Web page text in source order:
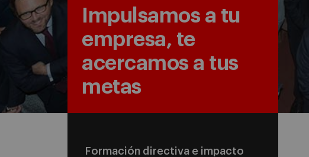
Impulsamos a tu
empresa, te
acercamos a tus
metas
Formación directiva e impacto